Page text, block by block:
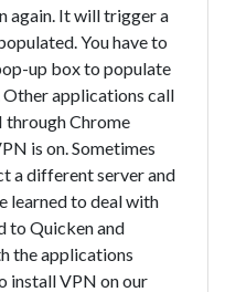
again. It will trigger a
You have to
up box to populate
Other applications call
through Chrome
is on. Sometimes
a different server and
learned to deal with
to Quicken and
the applications
install VPN on our